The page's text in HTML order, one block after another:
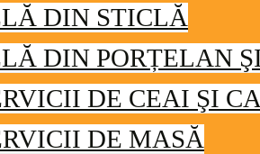
DIN STICLĂ
DIN PORȚELAN
DE CEAI ŞI
DE MASĂ